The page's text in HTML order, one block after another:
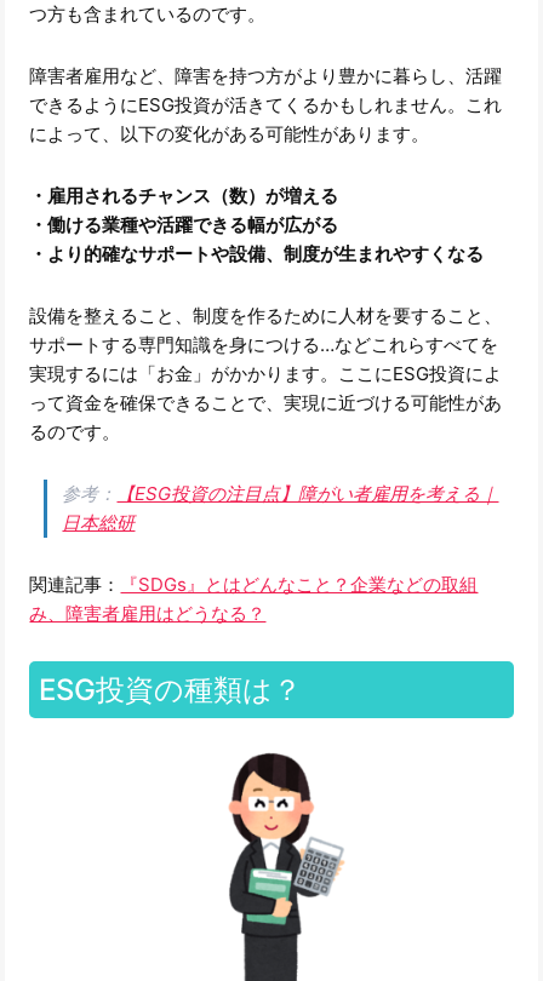
つ方も含まれているのです。
障害者雇用など、障害を持つ方がより豊かに暮らし、活躍
できるようにESG投資が活きてくるかもしれません。これ
によって、以下の変化がある可能性があります。
・雇用されるチャンス（数）が増える
・働ける業種や活躍できる幅が広がる
・より的確なサポートや設備、制度が生まれやすくなる
設備を整えること、制度を作るために人材を要すること、
サポートする専門知識を身につける…などこれらすべてを
実現するには「お金」がかかります。ここにESG投資によ
って資金を確保できることで、実現に近づける可能性があ
るのです。
参考：
【ESG投資の注目点】障がい者雇用を考える｜
日本総研
関連記事：
『SDGs』とはどんなこと？企業などの取組
み、障害者雇用はどうなる？
ESG投資の種類は？